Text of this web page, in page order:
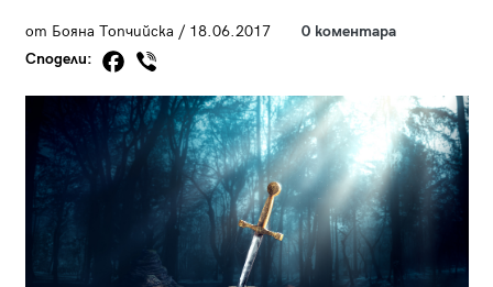
от Бояна Топчийска / 18.06.2017
0 коментара
Сподели: